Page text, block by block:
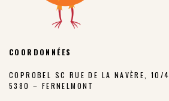
COORDONNÉES
COPROBEL SC RUE DE LA NAVÈRE, 10/4
5380 – FERNELMONT